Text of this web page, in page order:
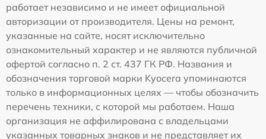
работает независимо и не имеет официальной
авторизации от производителя. Цены на ремонт,
указанные на сайте, носят исключительно
ознакомительный характер и не являются публичной
офертой согласно п. 2 ст. 437 ГК РФ. Названия и
обозначения торговой марки Kyocera упоминаются
только в информационных целях — чтобы обозначить
перечень техники, с которой мы работаем. Наша
организация не аффилирована с владельцами
указанных товарных знаков и не представляет их